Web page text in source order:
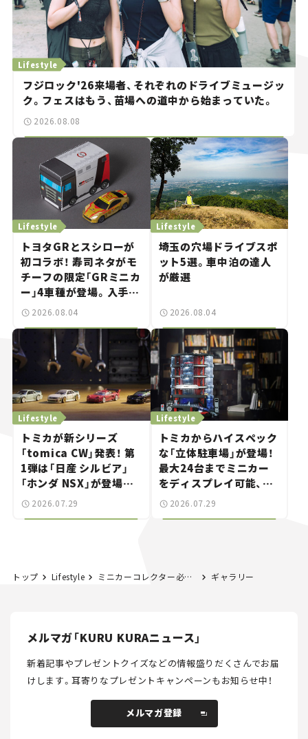
フジロック'26来場者、それぞれのドライブミュージッ
ク。フェスはもう、苗場への道中から始まっていた。
Lifestyle
2026.08.08
トヨタGRとスシローが
初コラボ！ 寿司ネタがモ
チーフの限定「GRミニカ
ー」4車種が登場。入手方
法は？【クルマとホビー】
Lifestyle
2026.08.04
埼玉の穴場ドライブスポ
ット5選。車中泊の達人
が厳選
Lifestyle
2026.08.04
トミカが新シリーズ
「tomica CW」発表！ 第
1弾は「日産 シルビア」
「ホンダ NSX」が登場。
世界が注目す
Lifestyle
2026.07.29
トミカからハイスペック
な「立体駐車場」が登場！
最大24台までミニカー
をディスプレイ可能、特
別な「日産 GT-R
Lifestyle
2026.07.29
トップ Lifestyle ミニカーコレクター必見！ 大人向けトミカから特別な「NISSAN GT-R」が登場。出荷累計1000万台突破を祝う“ミレニアムジェイド”風メッキ仕上げが豪華【クルマとホビー】 ギャラリー
メルマガ「KURU KURAニュース」
新着記事やプレゼントクイズなどの情報盛りだくさんでお届
けします。耳寄りなプレゼントキャンペーンもお知らせ中！
メルマガ登録